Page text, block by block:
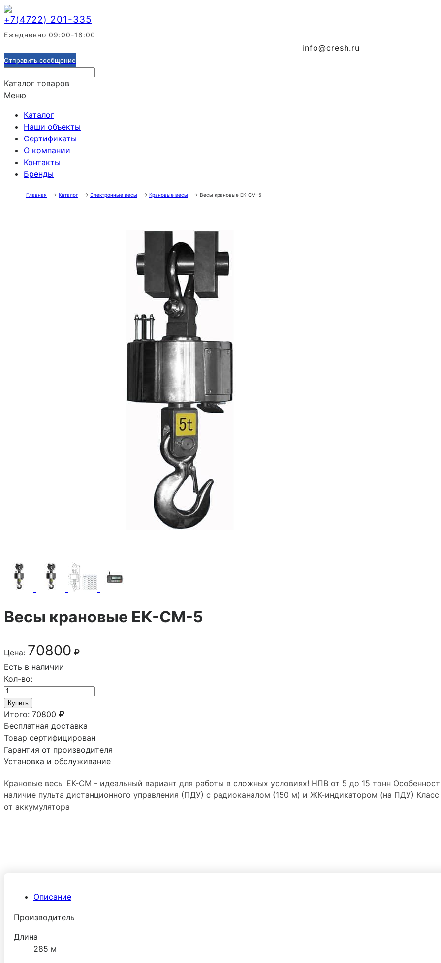
+7(4722) 201-335
Ежедневно 09:00-18:00
info@cresh.ru
Отправить сообщение
Каталог товаров
Меню
Каталог
Наши объекты
Сертификаты
О компании
Контакты
Бренды
Главная → Каталог → Электронные весы → Крановые весы → Весы крановые ЕК-СМ-5
Весы крановые ЕК-СМ-5
Цена: 70800
Есть в наличии
Кол-во:
Купить
Итого: 70800
Бесплатная доставка
Товар сертифицирован
Гарантия от производителя
Установка и обслуживание
Крановые весы ЕК-СМ - идеальный вариант для работы в сложных условиях! НПВ от 5 до 15 тонн
наличие пульта дистанционного управления (ПДУ) с радиоканалом (150 м) и ЖК-индикатором (на ПДУ)
от аккумулятора
Описание
Производитель
Длина
285 м